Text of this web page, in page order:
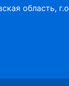
область,